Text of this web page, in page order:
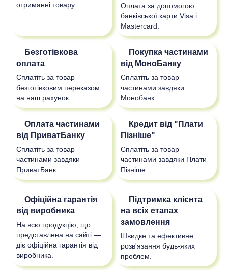
отриманні товару.
Оплата за допомогою
банківської карти Visa і
Mastercard.
Безготівкова
оплата
Сплатіть за товар
безготівковим переказом
на наш рахунок.
Покупка частинами
від МоноБанку
Сплатіть за товар
частинами завдяки
Монобанк.
Оплата частинами
від ПриватБанку
Сплатіть за товар
частинами завдяки
ПриватБанк.
Кредит від "Плати
Пізніше"
Сплатіть за товар
частинами завдяки Плати
Пізніше.
Офіційна гарантія
від виробника
На всю продукцію, що
представлена на сайті —
діє офіційна гарантія від
виробника.
Підтримка клієнта
на всіх етапах
замовлення
Швидке та ефективне
розв'язання будь-яких
проблем.